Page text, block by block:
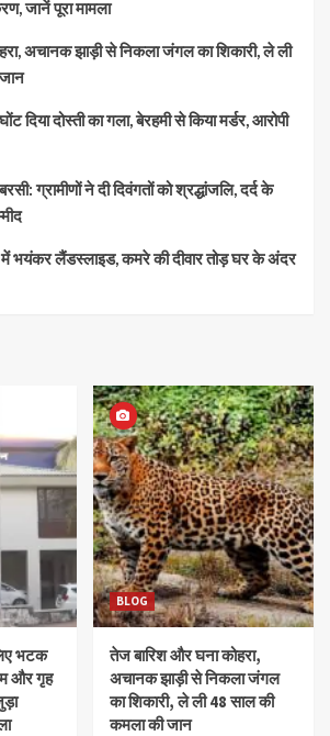
जानें पूरा मामला
अचानक झाड़ी से निकला जंगल का शिकारी, ले ली
दिया दोस्ती का गला, बेरहमी से किया मर्डर, आरोपी
ग्रामीणों ने दी दिवंगतों को श्रद्धांजलि, दर्द के
लैंडस्लाइड, कमरे की दीवार तोड़ घर के अंदर
भटक
और गृह
BLOG
तेज बारिश और घना कोहरा,
अचानक झाड़ी से निकला जंगल
का शिकारी, ले ली 48 साल की
कमला की जान